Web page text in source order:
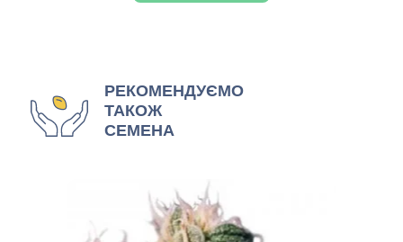
РЕКОМЕНДУЄМО
ТАКОЖ
СЕМЕНА